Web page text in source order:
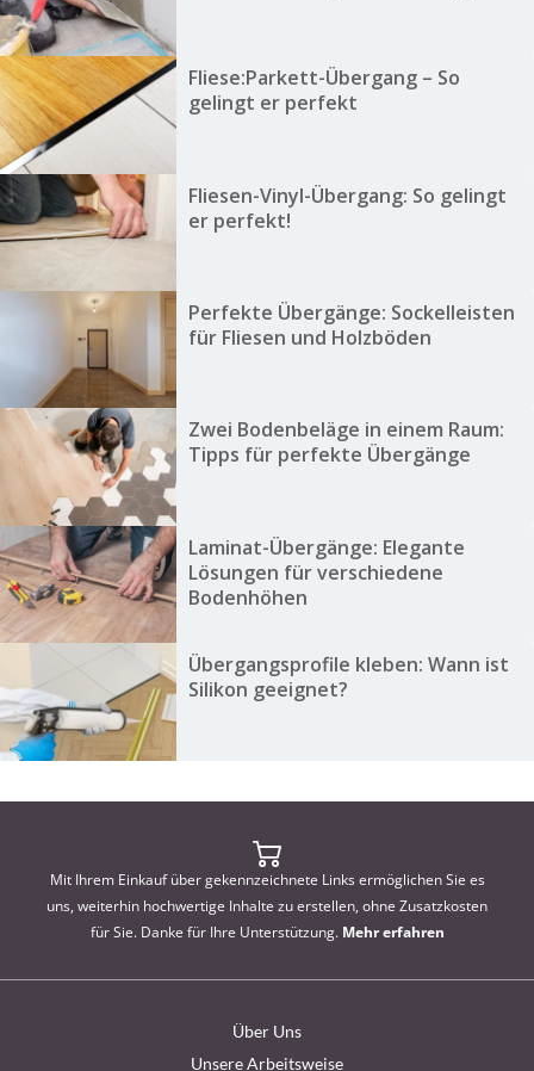
Fliese:Parkett-Übergang – So
gelingt er perfekt
Fliesen-Vinyl-Übergang: So gelingt
er perfekt!
Perfekte Übergänge: Sockelleisten
für Fliesen und Holzböden
Zwei Bodenbeläge in einem Raum:
Tipps für perfekte Übergänge
Laminat-Übergänge: Elegante
Lösungen für verschiedene
Bodenhöhen
Übergangsprofile kleben: Wann ist
Silikon geeignet?
Mit Ihrem Einkauf über gekennzeichnete Links ermöglichen Sie es
uns, weiterhin hochwertige Inhalte zu erstellen, ohne Zusatzkosten
für Sie. Danke für Ihre Unterstützung. Mehr erfahren
Über Uns
Unsere Arbeitsweise